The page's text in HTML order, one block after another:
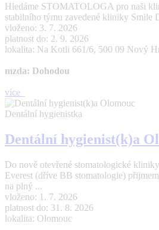
Hledáme STOMATOLOGA pro naši
stabilního týmu zavedené kliniky Smile
vloženo: 3. 7. 2026
platnost do: 2. 9. 2026
lokalita: Na Kotli 661/6, 500 09 Nový
mzda: Dohodou
více
Dentální hygienistka
Dentální hygienist(k)a
Do nově otevřené stomatologické
Everest (dříve BB stomatologie)
na plný ...
vloženo: 1. 7. 2026
platnost do: 31. 8. 2026
lokalita: Olomouc